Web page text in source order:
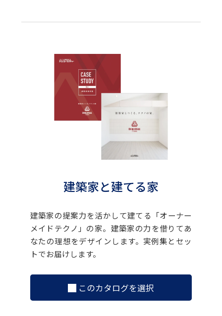
建築家と建てる家
建築家の提案力を活かして建てる「オーナー
メイドテクノ」の家。建築家の力を借りてあ
なたの理想をデザインします。実例集とセッ
トでお届けします。
このカタログを選択